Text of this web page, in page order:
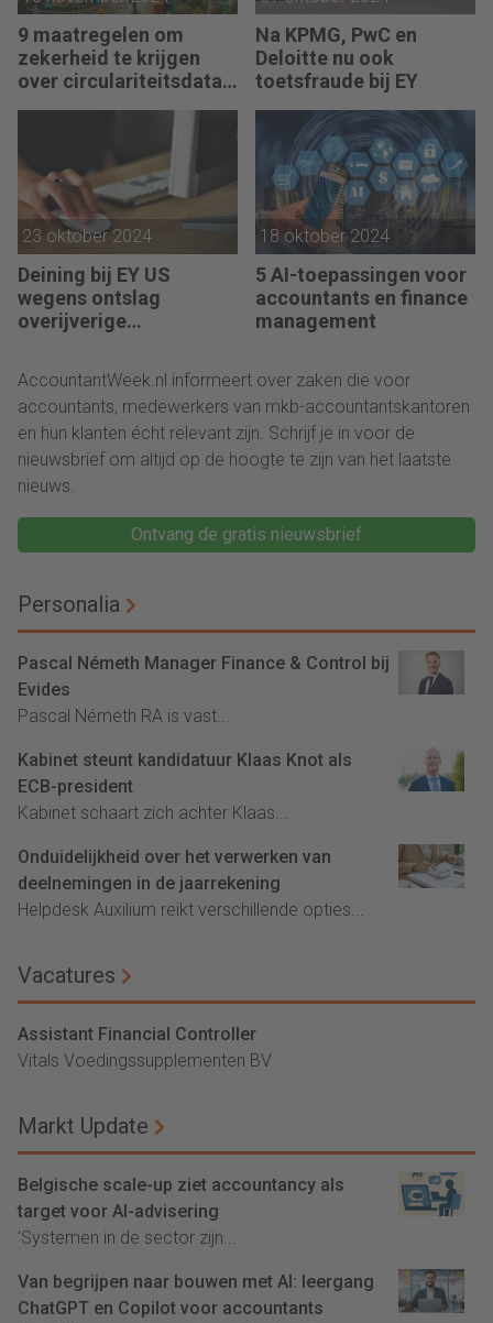
9 maatregelen om
zekerheid te krijgen
over circulariteitsdata
van klanten
Na KPMG, PwC en
Deloitte nu ook
toetsfraude bij EY
23 oktober 2024
Deining bij EY US
wegens ontslag
overijverige
18 oktober 2024
5 AI-toepassingen voor
accountants en finance
management
AccountantWeek.nl informeert over zaken die voor
accountants, medewerkers van mkb-accountantskantoren
en hun klanten écht relevant zijn. Schrijf je in voor de
nieuwsbrief om altijd op de hoogte te zijn van het laatste
nieuws.
Ontvang de gratis nieuwsbrief
Personalia
Pascal Németh Manager Finance & Control bij
Evides
Pascal Németh RA is vast...
Kabinet steunt kandidatuur Klaas Knot als
ECB-president
Kabinet schaart zich achter Klaas...
Onduidelijkheid over het verwerken van
deelnemingen in de jaarrekening
Helpdesk Auxilium reikt verschillende opties...
Vacatures
Assistant Financial Controller
Vitals Voedingssupplementen BV
Markt Update
Belgische scale-up ziet accountancy als
target voor AI-advisering
'Systemen in de sector zijn...
Van begrijpen naar bouwen met AI: leergang
ChatGPT en Copilot voor accountants